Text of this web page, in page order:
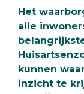
Het
alle
kunnen
inzicht te